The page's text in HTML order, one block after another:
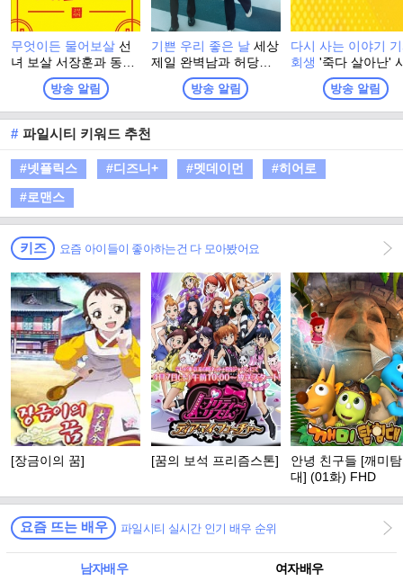
무엇이든 물어보살선
녀 보살 서장훈과 동자
이수근이 꽉 막힌 속을
확!! 뚫어줄 신통방통
해결책을 주는 프로그
램
방송 알림
기쁜 우리 좋은 날 세상
제일 완벽남과 허당녀
의 일촉즉발 생사 쟁탈
전! 저마다 '내 인생의
주인공'이 되고픈, 다양
방송 알림
다시 사는 이야기
회생'죽다 살아난'
사고와 사례자의 건
회복 솔루션까지 '
사는 이야기 - 기사
방송 알림
# 파일시티 키워드 추천
#넷플릭스 #디즈니+ #멧데이먼
#히어로
#로맨스
키즈 요즘 아이들이 좋아하는건 다 모아봤어요
[장금이의 꿈] [꿈의 보석 프리즘스톤]
안녕 친구들 [깨미
대] (01화) FHD
요즘 뜨는 배우 파일시티 실시간 인기 배우 순위
남자배우 여자배우